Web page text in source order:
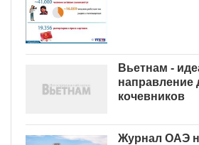
Вьетнам -
кочевников
Журнал ОАЭ